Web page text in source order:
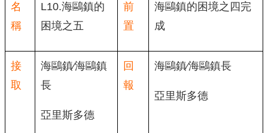
名
稱
L10.海鷗鎮的
困境之五
前
置
海鷗鎮的困境之四完
成
接
取
海鷗鎮∕海鷗鎮
長
亞里斯多德
回
報
海鷗鎮∕海鷗鎮長
亞里斯多德